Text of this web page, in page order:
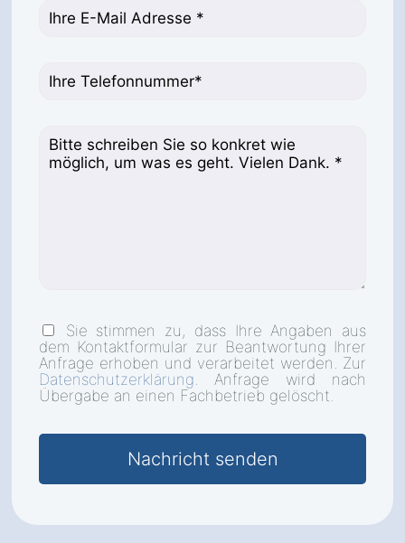
Sie stimmen zu, dass Ihre Angaben aus
dem Kontaktformular zur Beantwortung Ihrer
Anfrage erhoben und verarbeitet werden. Zur
Datenschutzerklärung. Anfrage wird nach
Übergabe an einen Fachbetrieb gelöscht.